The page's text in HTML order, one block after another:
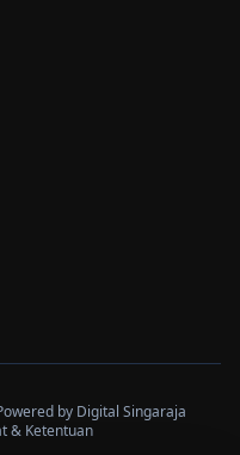
by Digital Singaraja
& Ketentuan